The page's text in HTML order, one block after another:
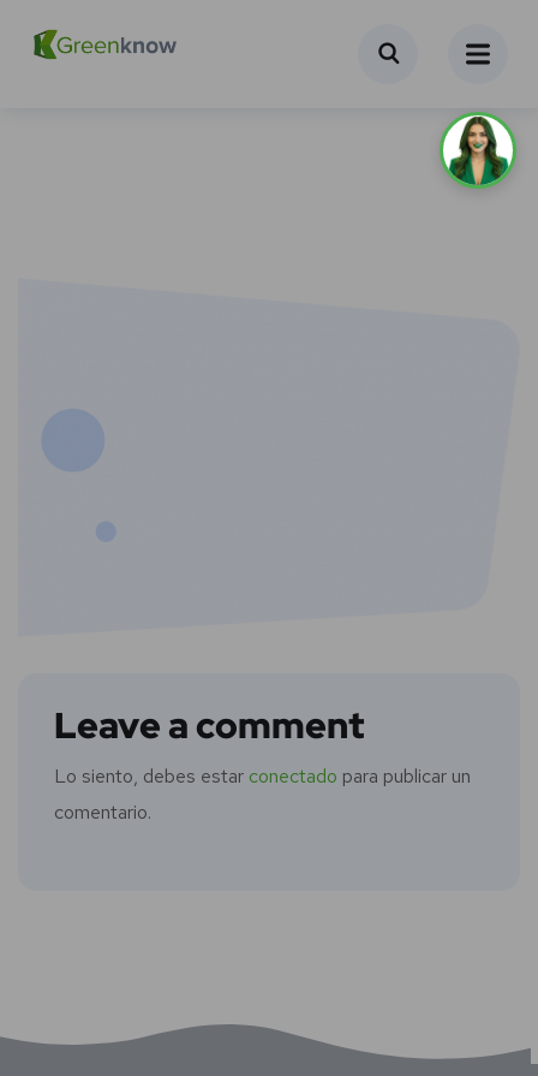
Leave a comment
Lo siento, debes estar conectado para publicar un
comentario.